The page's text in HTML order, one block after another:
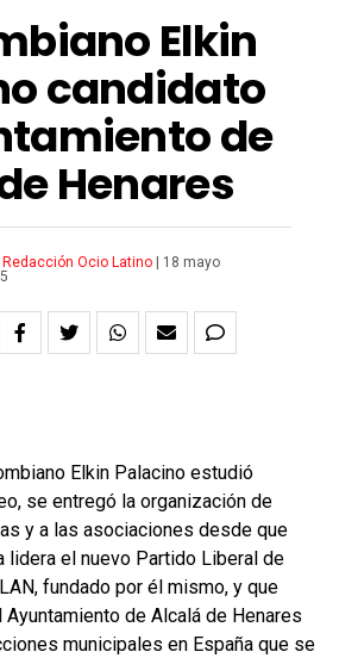
Elkin
candidato
de
Henares
Redacción Ocio Latino|
18 mayo
Elkin Palacino estudió
se entregó la organización de
y a las asociaciones desde que
lidera el nuevo Partido Liberal de
fundado por él mismo, y que
de Alcalá de Henares
municipales en España que se